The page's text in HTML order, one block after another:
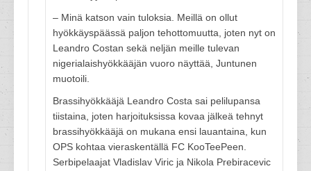
– Minä katson vain tuloksia. Meillä on ollut
hyökkäyspäässä paljon tehottomuutta, joten nyt on
Leandro Costan sekä neljän meille tulevan
nigerialaishyökkääjän vuoro näyttää, Juntunen
muotoili.
Brassihyökkääjä Leandro Costa sai pelilupansa
tiistaina, joten harjoituksissa kovaa jälkeä tehnyt
brassihyökkääjä on mukana ensi lauantaina, kun
OPS kohtaa vieraskentällä FC KooTeePeen.
Serbipelaajat Vladislav Viric ja Nikola Prebiracevic